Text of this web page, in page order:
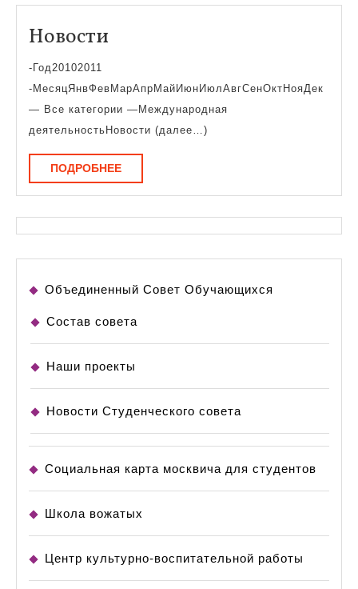
Новости
-Год20102011
-МесяцЯнвФевМарАпрМайИюнИюлАвгСенОктНояДек
— Все категории —Международная
деятельностьНовости (далее…)
ПОДРОБНЕЕПОДРОБНЕЕ
Объединенный Совет Обучающихся
Состав совета
Наши проекты
Новости Студенческого совета
Социальная карта москвича для студентов
Школа вожатых
Центр культурно-воспитательной работы